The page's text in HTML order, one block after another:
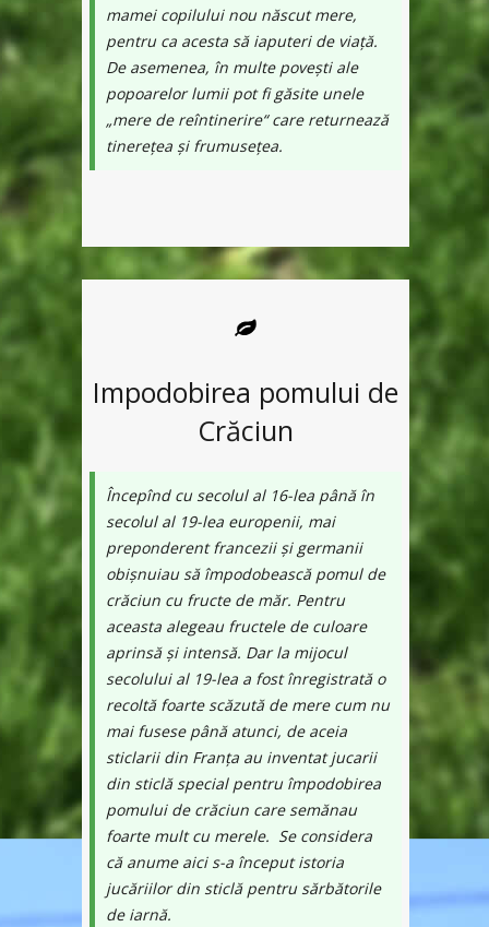
mamei copilului nou născut mere,
pentru ca acesta să iaputeri de viață.
De asemenea, în multe povești ale
popoarelor lumii pot fi găsite unele
„mere de reîntinerire“ care returnează
tinerețea și frumusețea.
Impodobirea pomului de
Crăciun
Începînd cu secolul al 16-lea până în
secolul al 19-lea europenii, mai
preponderent francezii și germanii
obișnuiau să împodobească pomul de
crăciun cu fructe de măr. Pentru
aceasta alegeau fructele de culoare
aprinsă și intensă. Dar la mijocul
secolului al 19-lea a fost înregistrată o
recoltă foarte scăzută de mere cum nu
mai fusese până atunci, de aceia
sticlarii din Franța au inventat jucarii
din sticlă special pentru împodobirea
pomului de crăciun care semănau
foarte mult cu merele. Se considera
că anume aici s-a început istoria
jucăriilor din sticlă pentru sărbătorile
de iarnă.